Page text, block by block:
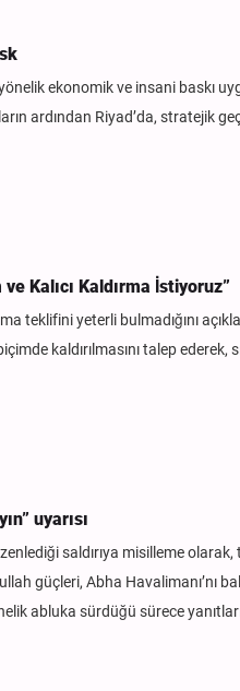
ekonomik ve insani baskı
ardından Riyad’da, stratejik
Kalıcı Kaldırma İstiyoruz”
teklifini yeterli bulmadığını
kaldırılmasını talep ederek,
uyarısı
saldırıya misilleme
güçleri, Abha Havalimanı’nı
abluka sürdüğü sürece